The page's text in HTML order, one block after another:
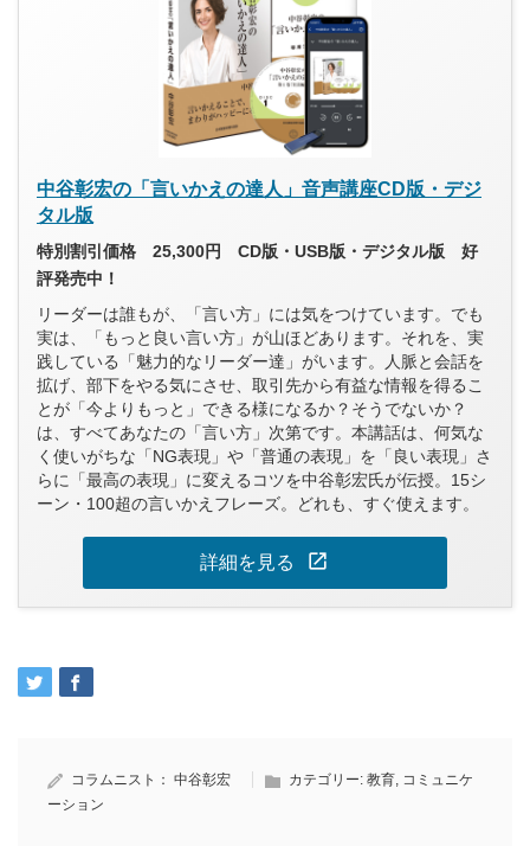
中谷彰宏の「言いかえの達人」音声講座CD版・デジ
タル版
特別割引価格 25,300円 CD版・USB版・デジタル版 好
評発売中！
リーダーは誰もが、「言い方」には気をつけています。でも
実は、「もっと良い言い方」が山ほどあります。それを、実
践している「魅力的なリーダー達」がいます。人脈と会話を
拡げ、部下をやる気にさせ、取引先から有益な情報を得るこ
とが「今よりもっと」できる様になるか？そうでないか？
は、すべてあなたの「言い方」次第です。本講話は、何気な
く使いがちな「NG表現」や「普通の表現」を「良い表現」さ
らに「最高の表現」に変えるコツを中谷彰宏氏が伝授。15シ
ーン・100超の言いかえフレーズ。どれも、すぐ使えます。
詳細を見る open_in_new
コラムニスト： 中谷彰宏 カテゴリー: 教育 コミュニケ
ーション